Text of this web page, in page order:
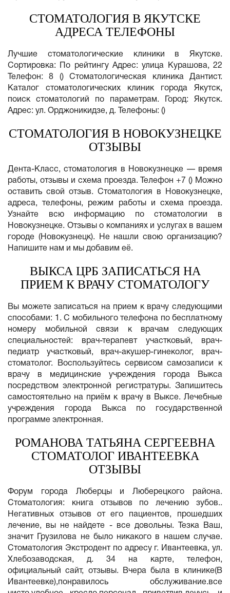
СТОМАТОЛОГИЯ В ЯКУТСКЕ
АДРЕСА ТЕЛЕФОНЫ
Лучшие стоматологические клиники в Якутске.
Сортировка: По рейтингу Адрес: улица Курашова, 22
Телефон: 8 () Стоматологическая клиника Дантист.
Каталог стоматологических клиник города Якутск,
поиск стоматологий по параметрам. Город: Якутск.
Адрес: ул. Орджоникидзе, д. Телефоны: ()
СТОМАТОЛОГИЯ В НОВОКУЗНЕЦКЕ
ОТЗЫВЫ
Дента-Класс, стоматология в Новокузнецке — время
работы, отзывы и схема проезда. Телефон +7 () Можно
оставить свой отзыв. Стоматология в Новокузнецке,
адреса, телефоны, режим работы и схема проезда.
Узнайте всю информацию по стоматологии в
Новокузнецке. Отзывы о компаниях и услугах в вашем
городе (Новокузнецк). Не нашли свою организацию?
Напишите нам и мы добавим её.
ВЫКСА ЦРБ ЗАПИСАТЬСЯ НА
ПРИЕМ К ВРАЧУ СТОМАТОЛОГУ
Вы можете записаться на прием к врачу следующими
способами: 1. С мобильного телефона по бесплатному
номеру мобильной связи к врачам следующих
специальностей: врач-терапевт участковый, врач-
педиатр участковый, врач-акушер-гинеколог, врач-
стоматолог. Воспользуйтесь сервисом самозаписи к
врачу в медицинские учреждения города Выкса
посредством электронной регистратуры. Запишитесь
самостоятельно на приём к врачу в Выксе. Лечебные
учреждения города Выкса по государственной
программе электронная.
РОМАНОВА ТАТЬЯНА СЕРГЕЕВНА
СТОМАТОЛОГ ИВАНТЕЕВКА
ОТЗЫВЫ
Форум города Люберцы и Люберецкого района.
Стоматология: книга отзывов по лечению зубов..
Негативных отзывов от его пациентов, прошедших
лечение, вы не найдете - все довольны. Тезка Ваш,
значит Грузилова не было никакого в нашем случае.
Стоматология Экстродент по адресу г. Ивантеевка, ул.
Хлебозаводская, д. 34 на карте, телефон,
официальный сайт, отзывы. Вчера была в клинике(В
Ивантеевке),понравилось обслуживание.все